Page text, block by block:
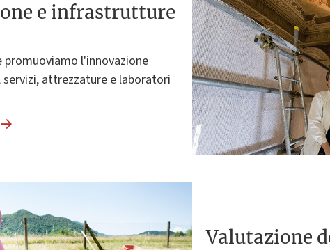
e infrastrutture
promuoviamo l'innovazione
attrezzature e laboratori
Valutazione